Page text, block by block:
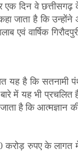
वे छत्तीसगढ़ के
जाता है कि
एवं वार्षिक
यह है कि
में यह भी प्रचलित
है कि आत्मज्ञान
रुपए के लागत में